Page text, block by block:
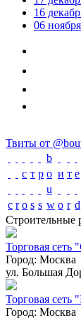
16
06
Твиты от
b
с т р o и т е
u
c r o s s w o r d
Строительные
Торговая сеть
Город: Москва
ул. Большая
Торговая
Город: Москва